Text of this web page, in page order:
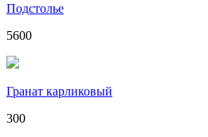
Подстолье
5600
Гранат карликовый
300